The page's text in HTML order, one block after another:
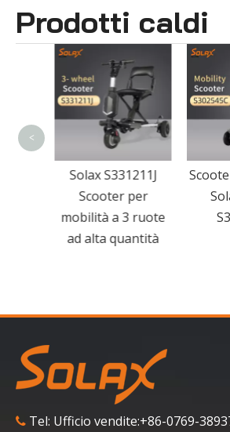
Prodotti caldi
Solax S331211J
Scooter per
mobilità a 3 ruote
ad alta quantità
<
 Tel: Ufficio vendite:+86-0769-